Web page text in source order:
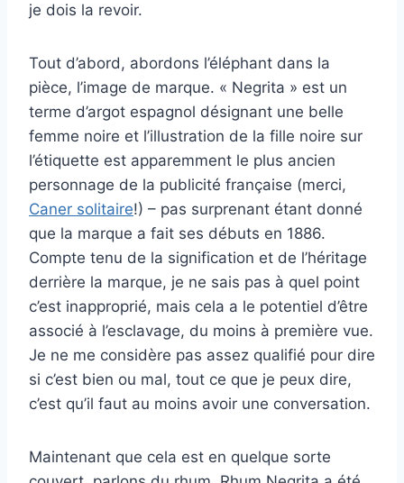
je dois la revoir.
Tout d’abord, abordons l’éléphant dans la
pièce, l’image de marque. « Negrita » est un
terme d’argot espagnol désignant une belle
femme noire et l’illustration de la fille noire sur
l’étiquette est apparemment le plus ancien
personnage de la publicité française (merci,
Caner solitaire!) – pas surprenant étant donné
que la marque a fait ses débuts en 1886.
Compte tenu de la signification et de l’héritage
derrière la marque, je ne sais pas à quel point
c’est inapproprié, mais cela a le potentiel d’être
associé à l’esclavage, du moins à première vue.
Je ne me considère pas assez qualifié pour dire
si c’est bien ou mal, tout ce que je peux dire,
c’est qu’il faut au moins avoir une conversation.
Maintenant que cela est en quelque sorte